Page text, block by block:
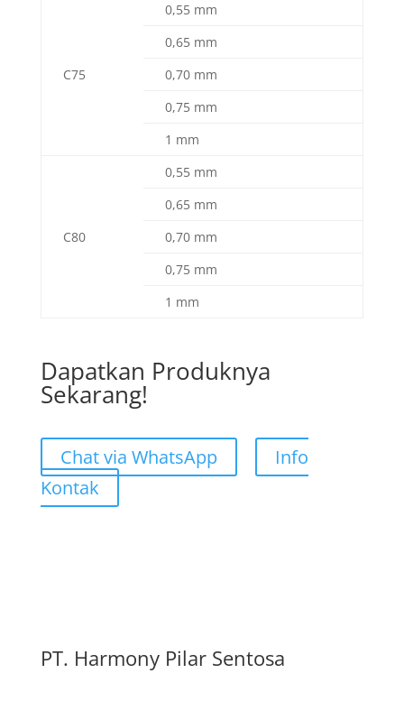
C75
0,55 mm
0,65 mm
0,70 mm
0,75 mm
1 mm
C80
0,55 mm
0,65 mm
0,70 mm
0,75 mm
1 mm
Dapatkan Produknya
Sekarang!
Chat via WhatsApp
Info
Kontak
PT. Harmony Pilar Sentosa